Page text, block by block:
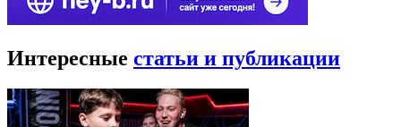
Интересные статьи и публикации